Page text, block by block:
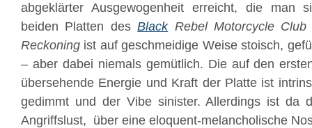
abgeklärter Ausgewogenheit erreicht, die man
beiden Platten desBlackRebel Motorcycle Club
Reckoning ist auf geschmeidige Weise stoisch,
– aber dabei niemals gemütlich. Die auf den
übersehende Energie und Kraft der Platte ist
gedimmt und der Vibe sinister. Allerdings ist da
Angriffslust, über eine eloquent-melancholische